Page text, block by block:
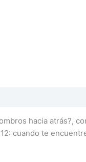
hacia atrás?,
cuando te